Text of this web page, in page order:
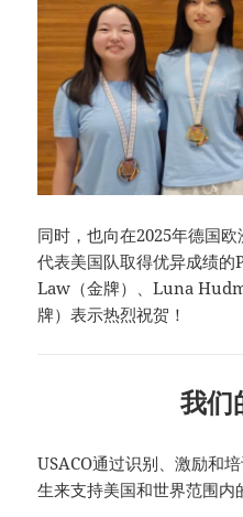
同时，也向在2025年德国
代表美国队取得优异成绩
Law（金牌）、Luna
牌）表示热烈祝贺！
我们
USACO通过识别、激励和
生来支持美国和世界范围内